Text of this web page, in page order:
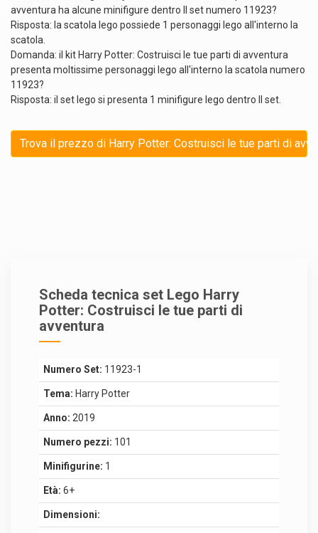
avventura ha alcune minifigure dentro Il set numero 11923?
Risposta: la scatola lego possiede 1 personaggi lego all'interno la
scatola.
Domanda: il kit Harry Potter: Costruisci le tue parti di avventura
presenta moltissime personaggi lego all'interno la scatola numero
11923?
Risposta: il set lego si presenta 1 minifigure lego dentro Il set.
Trova il prezzo di Harry Potter: Costruisci le tue parti di
Scheda tecnica set Lego Harry
Potter: Costruisci le tue parti di
avventura
Numero Set: 11923-1
Tema: Harry Potter
Anno: 2019
Numero pezzi: 101
Minifigurine: 1
Età: 6+
Dimensioni: